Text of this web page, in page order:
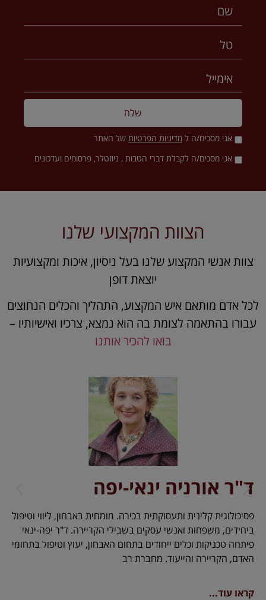
אני מסכים/ה ל מדיניות הפרטיות של האתר
אני מסכים/ה לקבלת דברי הטבות , ניוזטלר, פרסומים ועדכונים
שלח
הצוות המקצועי שלנו
צוות אנשי המקצוע שלנו בעל ניסיון, איכות ומקצועיות
יוצאת דופן
לכל אדם מותאם איש המקצוע, התהליך והכלים הנחוצים
עבורו בהתאמה לצומת בה הוא נמצא, צרכיו ואישיותיו –
בואו להכיר אותנו
ד"ר אורניה ינאי-יפה
פסיכולוגית קלינית ותעסוקתית בכירה. מומחית באבחון, ליווי וטיפול
ביחידים, משפחות ואנשי עסקים בשבילי הקריירה. ד"ר יפה-ינאי
פיתחה טכניקות וכלים ייחודים בתחום האבחון, יעוץ וטיפול בתחומי
האדם, הקריירה והייעוד. מחברת רב
קראו עוד...